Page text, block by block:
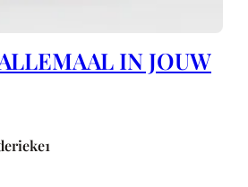
IN JOUW